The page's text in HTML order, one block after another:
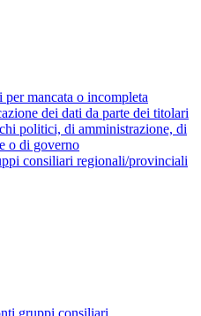
per mancata o incompleta
dei dati da parte dei titolari
politici, di amministrazione, di
o di governo
consiliari regionali/provinciali